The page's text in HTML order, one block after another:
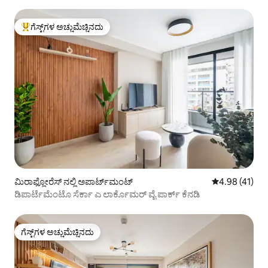
ಗೆಸ್ಟ್‌ಗಳಿಗೆ ಅತಿ ಹೆಚ್ಚು ಅಚ್ಚುಮೆಚ್ಚಿನದು
ಗೆಸ್ಟ್‌ಗಳ ಅಚ್ಚುಮೆಚ್ಚಿನದು
ಮಿರಾಫ್ಲೋರೆಸ್ ನಲ್ಲಿ ಅಪಾರ್ಟ್‌ಮಂಟ್ 5 ರಲ್ಲಿ 4.98
4.98 (41)
ಡಿಪಾರ್ಟೆಮೆಂಟೊ ಸೆರ್ಕಾ ಎ ಲಾರ್ಕೊಮರ್ ವೈ ಪಾರ್ಕ್ ಕೆನಡಿ
ಗೆಸ್ಟ್‌ಗಳ ಅಚ್ಚುಮೆಚ್ಚಿನದು
ಗೆಸ್ಟ್‌ಗಳ ಅಚ್ಚುಮೆಚ್ಚಿನದು